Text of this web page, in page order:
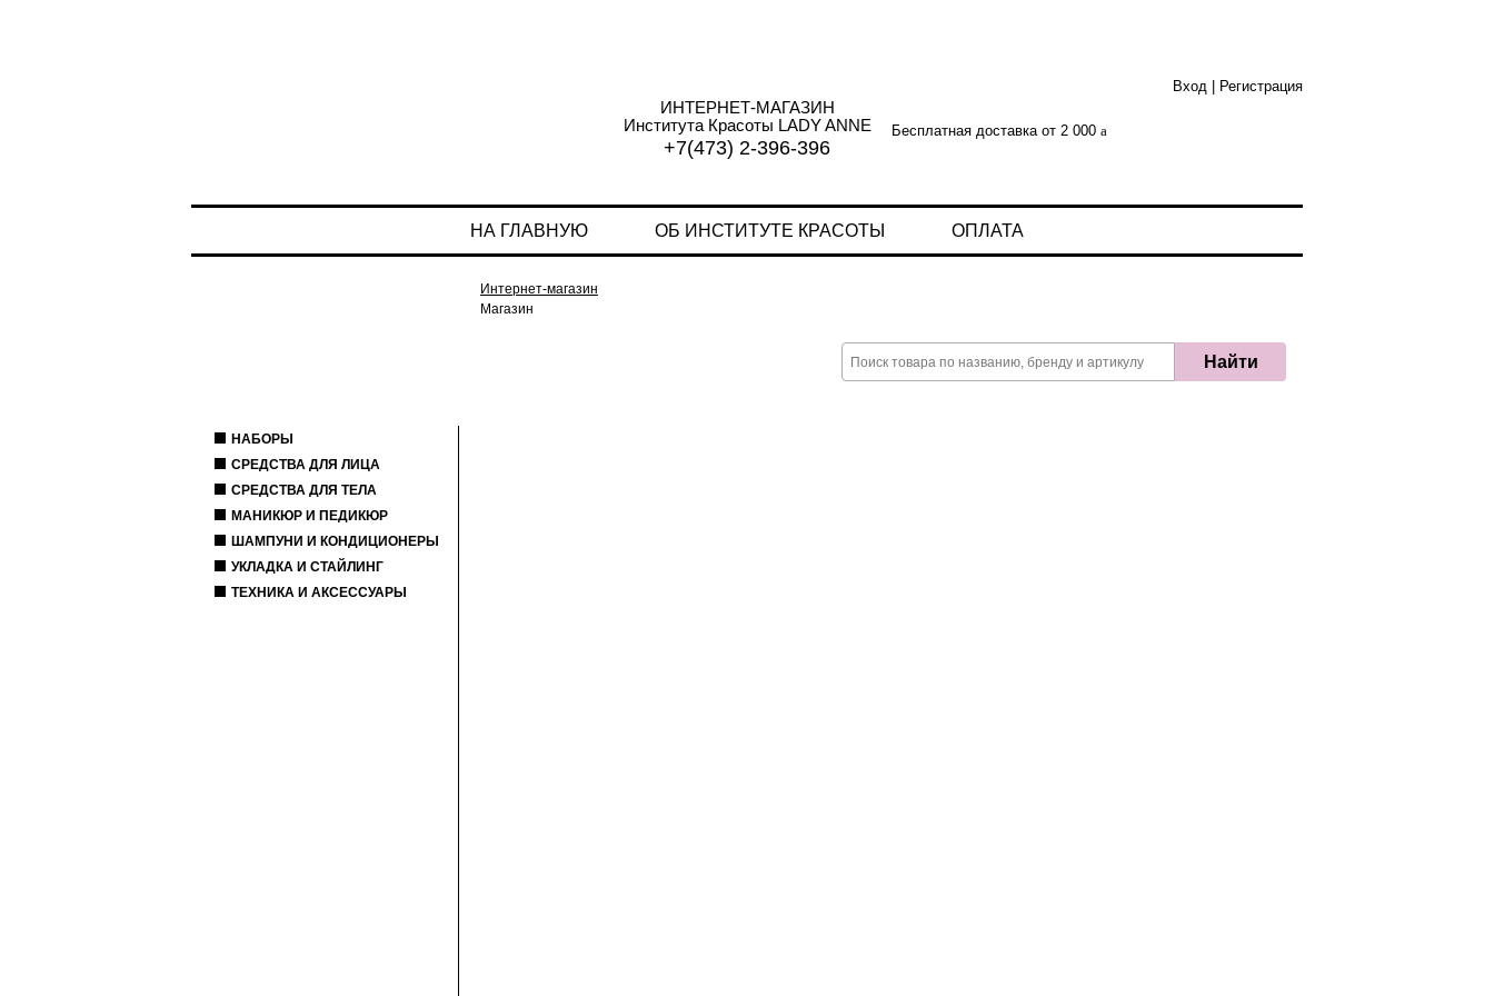
ИНТЕРНЕТ-МАГАЗИН
Института Красоты LADY ANNE
+7(473) 2-396-396
Бесплатная доставка от 2 000
Вход Регистрация
НА ГЛАВНУЮ ОБ ИНСТИТУТЕ КРАСОТЫ ОПЛАТА
Интернет-магазин
Магазин
НАБОРЫ
СРЕДСТВА ДЛЯ ЛИЦА
СРЕДСТВА ДЛЯ ТЕЛА
МАНИКЮР И ПЕДИКЮР
ШАМПУНИ И КОНДИЦИОНЕРЫ
УКЛАДКА И СТАЙЛИНГ
ТЕХНИКА И АКСЕССУАРЫ